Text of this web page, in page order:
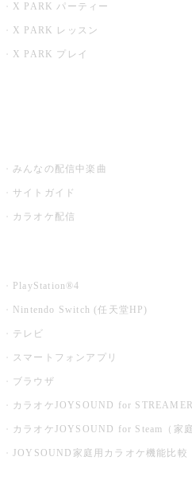
X PARK パーティー
X PARK レッスン
X PARK プレイ
みんなの配信中楽曲
サイトガイド
カラオケ配信
PlayStation®4
Nintendo Switch (任天堂HP)
テレビ
スマートフォンアプリ
ブラウザ
カラオケJOYSOUND for STREAMER
カラオケJOYSOUND for Steam（家庭
JOYSOUND家庭用カラオケ機能比較